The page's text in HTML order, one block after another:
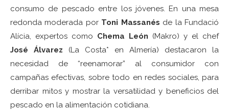
consumo de pescado entre los jóvenes. En una mesa
redonda moderada por Toni Massanés de la Fundació
Alícia, expertos como Chema León (Makro) y el chef
José Álvarez (La Costa* en Almería) destacaron la
necesidad de “reenamorar” al consumidor con
campañas efectivas, sobre todo en redes sociales, para
derribar mitos y mostrar la versatilidad y beneficios del
pescado en la alimentación cotidiana.